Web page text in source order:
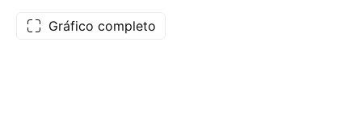
Gráfico completo